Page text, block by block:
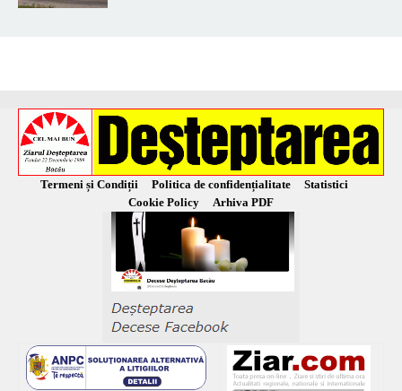
Termeni și Condiții Politica de confidențialitate
Statistici
Cookie Policy
Arhiva PDF